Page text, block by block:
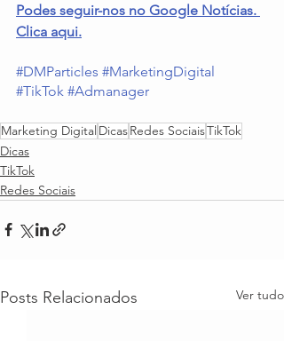
Podes seguir-nos no Google Notícias.
Clica aqui.
#DMParticles #MarketingDigital
#TikTok #Admanager
Marketing Digital DicasRedes SociaisTikTok
Dicas
TikTok
Redes Sociais
Posts Relacionados Ver tudo